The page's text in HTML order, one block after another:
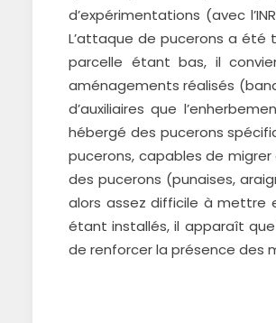
d’expérimentations (avec
L’attaque de pucerons a
parcelle étant bas, il
aménagements réalisés
d’auxiliaires que
hébergé des pucerons
pucerons, capables de
des pucerons (punaises,
alors assez difficile à mettre
étant installés, il apparaît
de renforcer la présence des